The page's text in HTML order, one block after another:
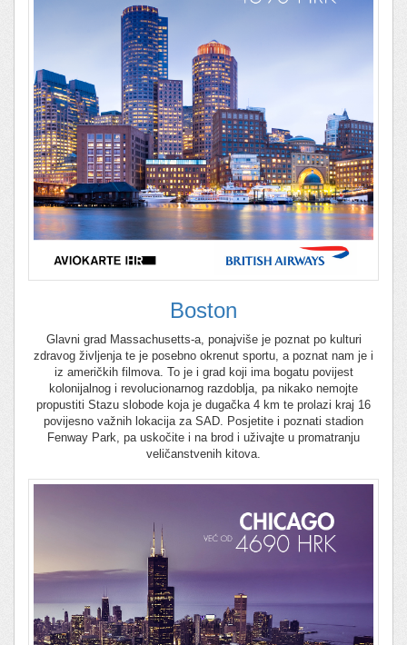
Boston
Glavni grad Massachusetts-a, ponajviše je poznat po kulturi
zdravog življenja te je posebno okrenut sportu, a poznat nam je i
iz američkih filmova. To je i grad koji ima bogatu povijest
kolonijalnog i revolucionarnog razdoblja, pa nikako nemojte
propustiti Stazu slobode koja je dugačka 4 km te prolazi kraj 16
povijesno važnih lokacija za SAD. Posjetite i poznati stadion
Fenway Park, pa uskočite i na brod i uživajte u promatranju
veličanstvenih kitova.